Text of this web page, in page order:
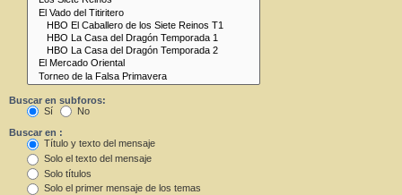
Buscar en subforos:
Sí
No
Buscar en :
Título y texto del mensaje
Solo el texto del mensaje
Solo títulos
Solo el primer mensaje de los temas